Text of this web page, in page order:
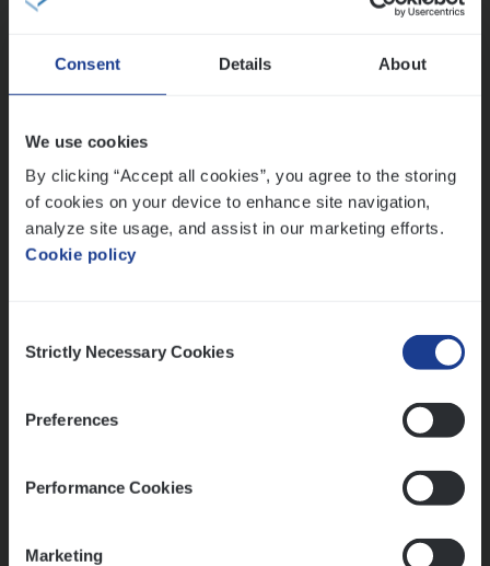
Consent Details About
We use cookies
By clicking “Accept all cookies”, you agree to the storing
of cookies on your device to enhance site navigation,
analyze site usage, and assist in our marketing efforts.
Cookie policy
Selection
Strictly Necessary Cookies
Preferences
Performance Cookies
Marketing
Lees onze verhalen
Meer dan collega’s: hoe Julie en Aurélie elkaar
Mathias houdt van diepgaande dossiers én droge
humor
Thalia zoekt graag oplossingen, in games én op het
werk
Ons sollicitatieproces